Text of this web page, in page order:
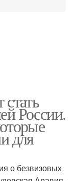
России.
для
о безвизовых